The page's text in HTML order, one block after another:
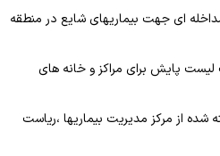
ای جهت بیماریهای شایع در منطقه
لیست پایش برای مراکز و خانه های
شده از مرکز مدیریت بیماریها ،ریاست